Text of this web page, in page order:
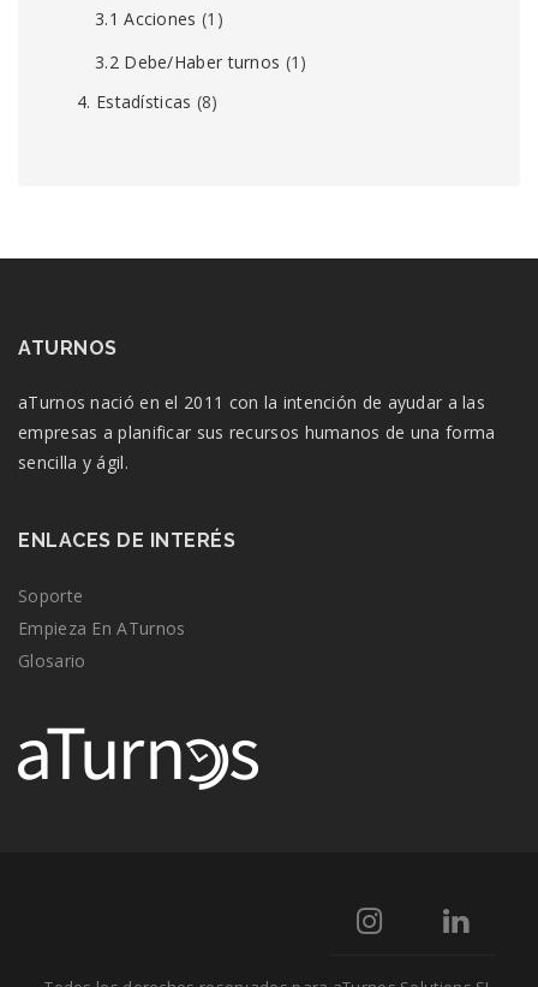
3.1 Acciones (1)
3.2 Debe/Haber turnos (1)
4. Estadísticas (8)
ATURNOS
aTurnos nació en el 2011 con la intención de ayudar a las
empresas a planificar sus recursos humanos de una forma
sencilla y ágil.
ENLACES DE INTERÉS
Soporte
Empieza En ATurnos
Glosario